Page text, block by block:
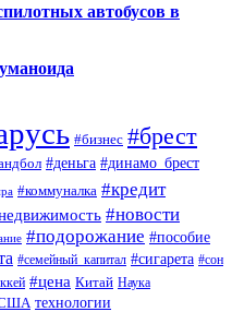
автобусов в
#бизнес #брест
#деньга #динамо_брест
#коммуналка #кредит
#новости
#подорожание #пособие
#семейный_капитал #сигарета #сон
#цена Китай Наука
технологии